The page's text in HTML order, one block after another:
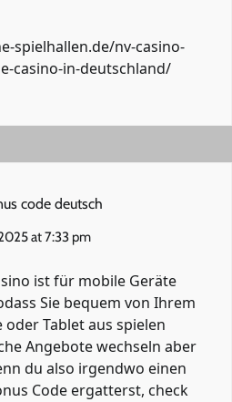
spielhallen.de/nv-casino-
casino-in-deutschland/
code deutsch
at 7:33 pm
ist für mobile Geräte
Sie bequem von Ihrem
Tablet aus spielen
Angebote wechseln aber
du also irgendwo einen
Code ergatterst, check